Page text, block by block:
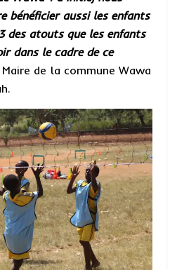
bénéficier aussi les enfants
des atouts que les enfants
dans le cadre de ce
de la commune Wawa